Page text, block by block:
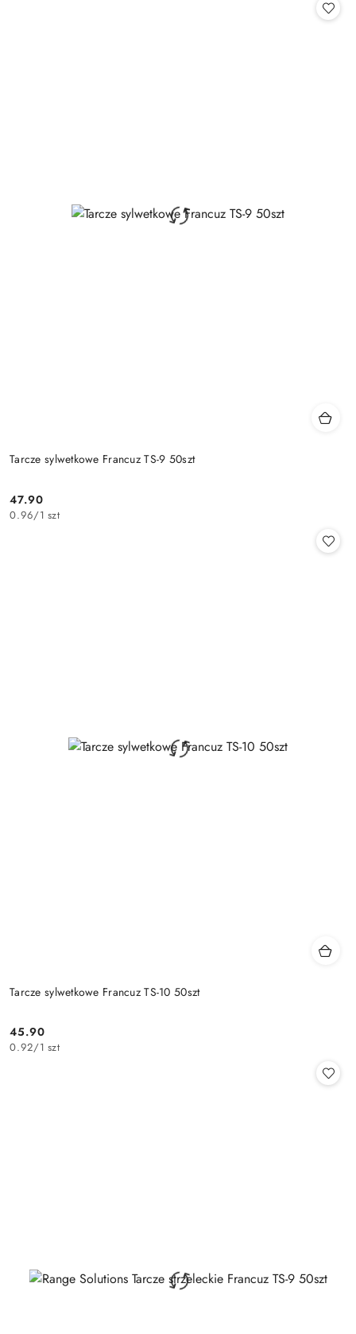
Tarcze sylwetkowe Francuz TS-9 50szt
Cena:
47.90
0.96/1 szt
Tarcze sylwetkowe Francuz TS-10 50szt
Cena:
45.90
0.92/1 szt